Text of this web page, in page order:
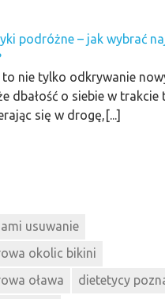
podróżne – jak wybrać
nie tylko odkrywanie
dbałość o siebie w trakcie
się w drogę,[...]
usuwanie
okolic bikini
oława
dietetycy